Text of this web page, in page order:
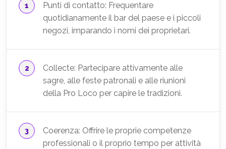
Punti di contatto: Frequentare
quotidianamente il bar del paese e i piccoli
negozi, imparando i nomi dei proprietari.
Collecte: Partecipare attivamente alle
sagre, alle feste patronali e alle riunioni
della Pro Loco per capire le tradizioni.
Coerenza: Offrire le proprie competenze
professionali o il proprio tempo per attività